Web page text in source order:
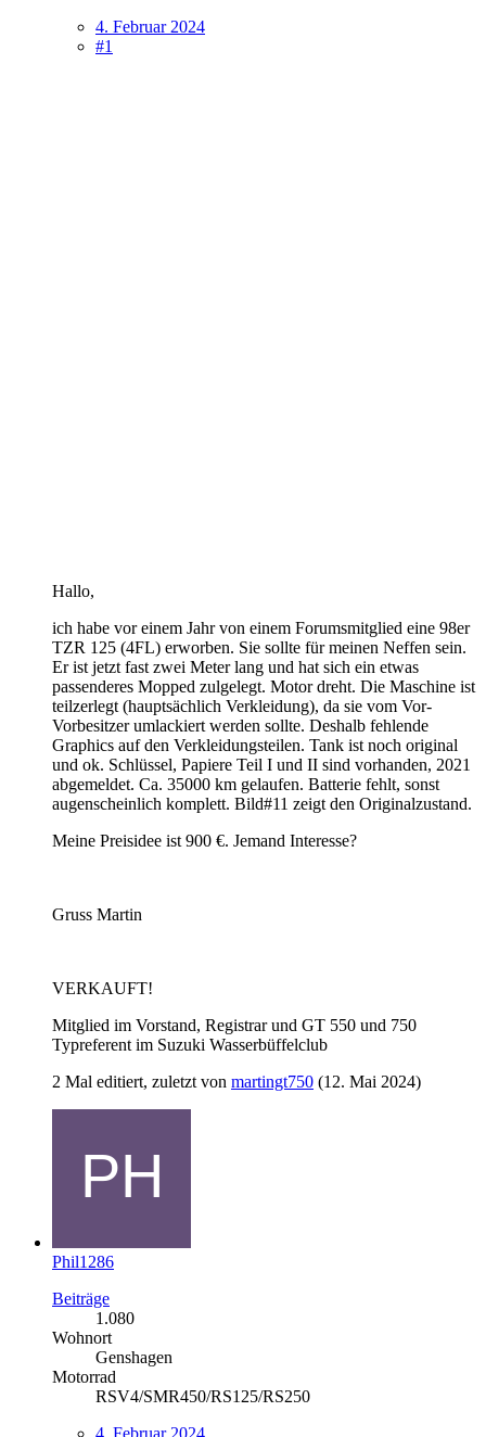
4. Februar 2024
#1
Hallo,
ich habe vor einem Jahr von einem Forumsmitglied eine 98er
TZR 125 (4FL) erworben. Sie sollte für meinen Neffen sein.
Er ist jetzt fast zwei Meter lang und hat sich ein etwas
passenderes Mopped zulgelegt. Motor dreht. Die Maschine ist
teilzerlegt (hauptsächlich Verkleidung), da sie vom Vor-
Vorbesitzer umlackiert werden sollte. Deshalb fehlende
Graphics auf den Verkleidungsteilen. Tank ist noch original
und ok. Schlüssel, Papiere Teil I und II sind vorhanden, 2021
abgemeldet. Ca. 35000 km gelaufen. Batterie fehlt, sonst
augenscheinlich komplett. Bild#11 zeigt den Originalzustand.
Meine Preisidee ist 900 €. Jemand Interesse?
Gruss Martin
VERKAUFT!
Mitglied im Vorstand, Registrar und GT 550 und 750
Typreferent im Suzuki Wasserbüffelclub
2 Mal editiert, zuletzt von martingt750 (12. Mai 2024)
Phil1286
Beiträge
1.080
Wohnort
Genshagen
Motorrad
RSV4/SMR450/RS125/RS250
4. Februar 2024